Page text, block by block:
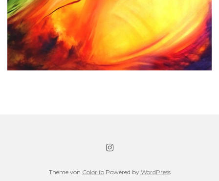
Theme von ColorlibPowered by WordPress